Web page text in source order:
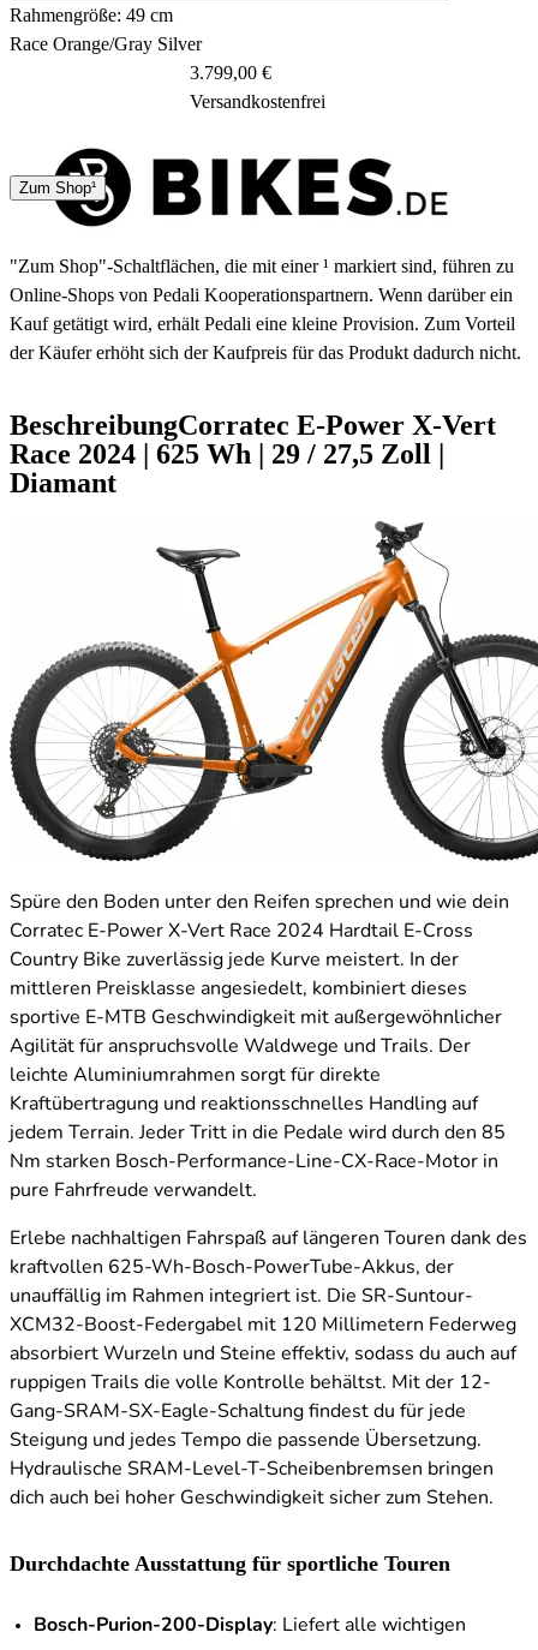
Rahmengröße: 49 cm
Race Orange/Gray Silver
2 Tage
3.799,00 €
Versandkostenfrei
Zum Shop¹
"Zum Shop"-Schaltflächen, die mit einer ¹ markiert sind, führen zu
Online-Shops von Pedali Kooperationspartnern. Wenn darüber ein
Kauf getätigt wird, erhält Pedali eine kleine Provision. Zum Vorteil
der Käufer erhöht sich der Kaufpreis für das Produkt dadurch nicht.
BeschreibungCorratec E-Power X-Vert
Race 2024 | 625 Wh | 29 / 27,5 Zoll |
Diamant
Spüre den Boden unter den Reifen sprechen und wie dein
Corratec E-Power X-Vert Race 2024 Hardtail E-Cross
Country Bike zuverlässig jede Kurve meistert. In der
mittleren Preisklasse angesiedelt, kombiniert dieses
sportive E-MTB Geschwindigkeit mit außergewöhnlicher
Agilität für anspruchsvolle Waldwege und Trails. Der
leichte Aluminiumrahmen sorgt für direkte
Kraftübertragung und reaktionsschnelles Handling auf
jedem Terrain. Jeder Tritt in die Pedale wird durch den 85
Nm starken Bosch-Performance-Line-CX-Race-Motor in
pure Fahrfreude verwandelt.
Erlebe nachhaltigen Fahrspaß auf längeren Touren dank des
kraftvollen 625-Wh-Bosch-PowerTube-Akkus, der
unauffällig im Rahmen integriert ist. Die SR-Suntour-
XCM32-Boost-Federgabel mit 120 Millimetern Federweg
absorbiert Wurzeln und Steine effektiv, sodass du auch auf
ruppigen Trails die volle Kontrolle behältst. Mit der 12-
Gang-SRAM-SX-Eagle-Schaltung findest du für jede
Steigung und jedes Tempo die passende Übersetzung.
Hydraulische SRAM-Level-T-Scheibenbremsen bringen
dich auch bei hoher Geschwindigkeit sicher zum Stehen.
Durchdachte Ausstattung für sportliche Touren
Bosch-Purion-200-Display: Liefert alle wichtigen